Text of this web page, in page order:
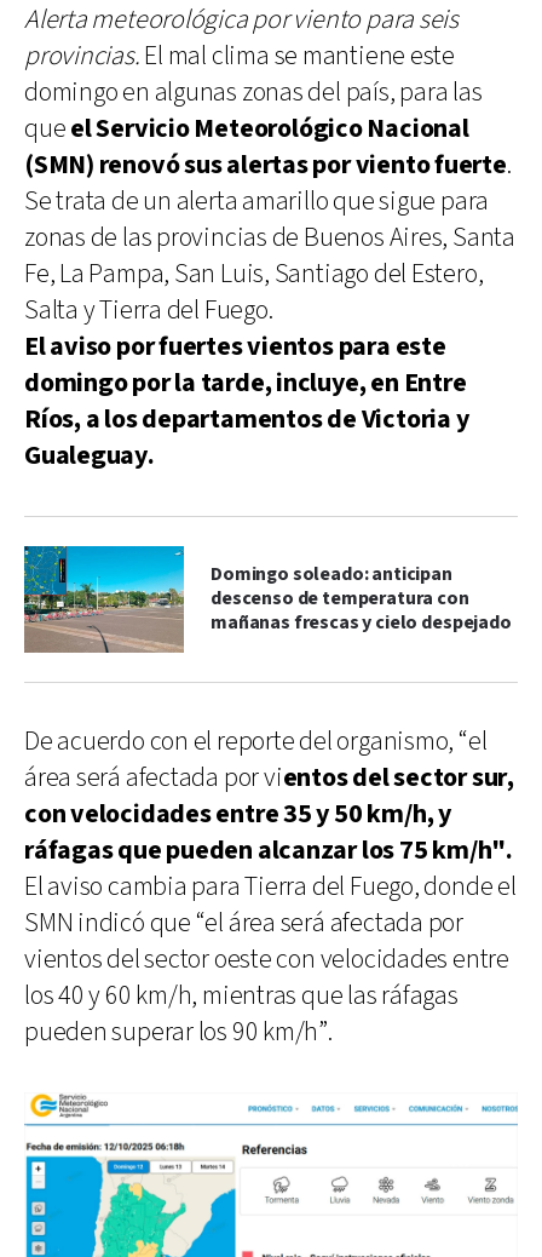
Alerta meteorológica por viento para seis
provincias.El mal clima se mantiene este
domingo en algunas zonas del país, para las
queel Servicio Meteorológico Nacional
(SMN) renovó sus alertas por viento fuerte.
Se trata de un alerta amarillo que sigue para
zonas de las provincias de Buenos Aires, Santa
Fe, La Pampa, San Luis, Santiago del Estero,
Salta y Tierra del Fuego.
El aviso por fuertes vientos para este
domingo por la tarde, incluye, en Entre
Ríos, a los departamentos de Victoria y
Gualeguay.
Domingo soleado: anticipan
descenso de temperatura con
mañanas frescas y cielo despejado
De acuerdo con el reporte del organismo, “el
área será afectada por vientos del sector sur,
con velocidades entre 35 y 50 km/h, y
ráfagas que pueden alcanzar los 75 km/h".
El aviso cambia para Tierra del Fuego, donde el
SMN indicó que “el área será afectada por
vientos del sector oeste con velocidades entre
los 40 y 60 km/h, mientras que las ráfagas
pueden superar los 90 km/h”.